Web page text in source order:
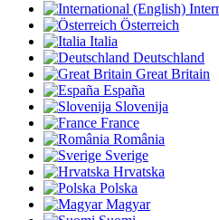
Österreich
Italia
Deutschland
Great Britain
España
Slovenija
France
România
Sverige
Hrvatska
Polska
Magyar